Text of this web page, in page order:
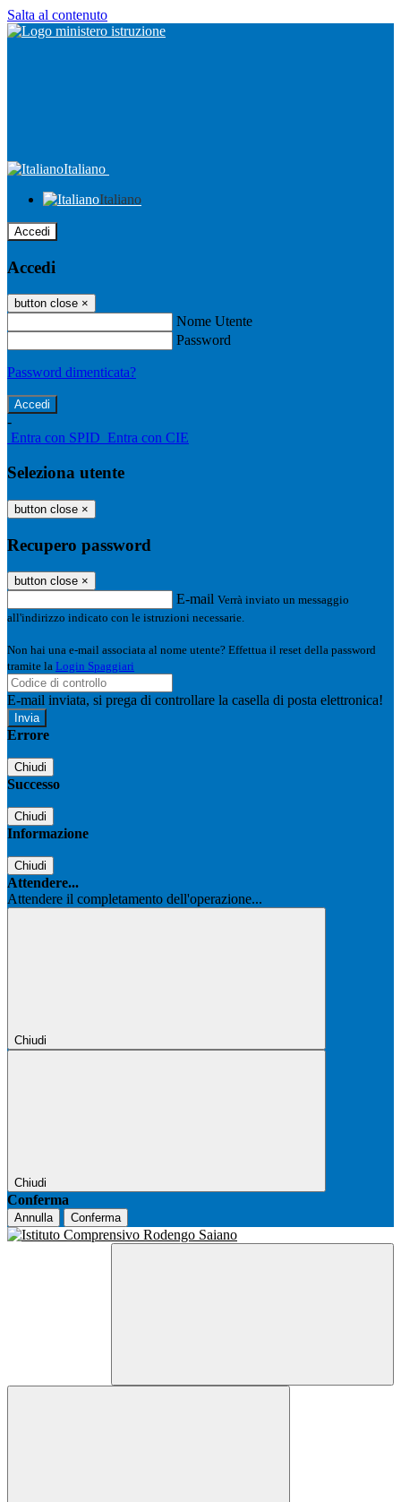
Salta al contenuto
Italiano
Italiano
Accedi
Accedi
button close ×
Nome Utente
Password
Password dimenticata?
-
Entra con SPID Entra con CIE
Seleziona utente
button close ×
Recupero password
button close ×
E-mail Verrà inviato un messaggio
all'indirizzo indicato con le istruzioni necessarie.
Non hai una e-mail associata al nome utente? Effettua il reset della password
tramite la Login Spaggiari
E-mail inviata, si prega di controllare la casella di posta elettronica!
Errore
Chiudi
Successo
Chiudi
Informazione
Chiudi
Attendere...
Attendere il completamento dell'operazione...
Chiudi
Chiudi
Conferma
Annulla Conferma